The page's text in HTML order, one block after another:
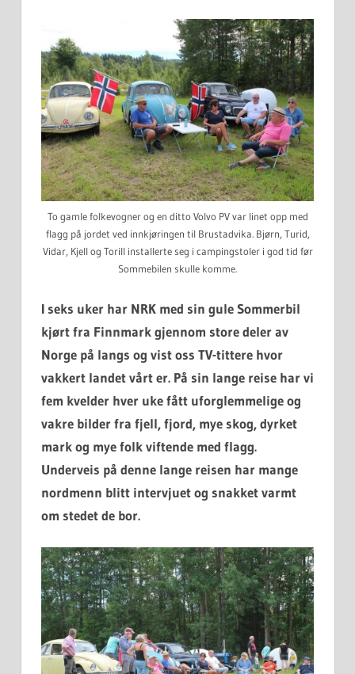
To gamle folkevogner og en ditto Volvo PV var linet opp med
flagg på jordet ved innkjøringen til Brustadvika. Bjørn, Turid,
Vidar, Kjell og Torill installerte seg i campingstoler i god tid før
Sommebilen skulle komme.
I seks uker har NRK med sin gule Sommerbil
kjørt fra Finnmark gjennom store deler av
Norge på langs og vist oss TV-tittere hvor
vakkert landet vårt er. På sin lange reise har vi
fem kvelder hver uke fått uforglemmelige og
vakre bilder fra fjell, fjord, mye skog, dyrket
mark og mye folk viftende med flagg.
Underveis på denne lange reisen har mange
nordmenn blitt intervjuet og snakket varmt
om stedet de bor.